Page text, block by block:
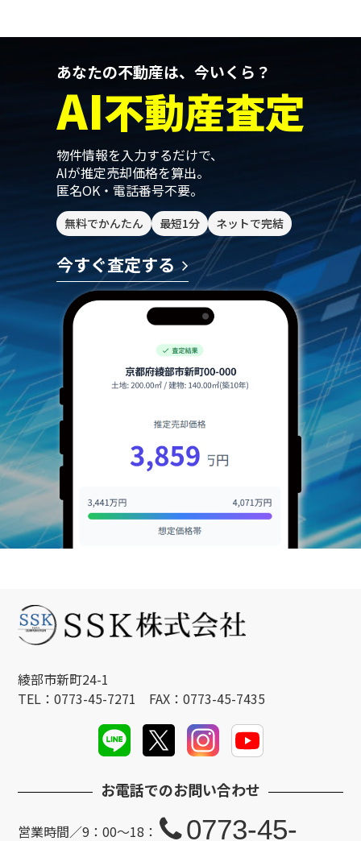
あなたの不動産は、今いくら？
AI不動産査定
物件情報を入力するだけで、
AIが推定売却価格を算出。
匿名OK・電話番号不要。
無料でかんたん 最短1分 ネットで完結
今すぐ査定する
綾部市新町24-1
TEL：0773-45-7271 FAX：0773-45-7435
お電話でのお問い合わせ
営業時間／9：00～18：
0773-45-